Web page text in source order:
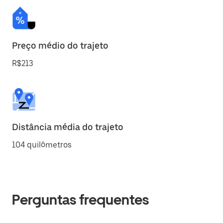
Preço médio do trajeto
R$213
Distância média do trajeto
104 quilômetros
Perguntas frequentes